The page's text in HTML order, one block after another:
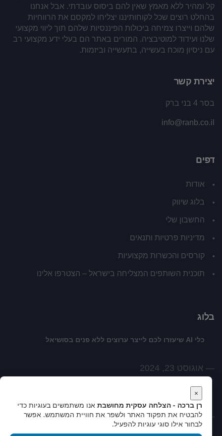
קל ומהיר ללא מאמץ שאין להם ביסוס עובדתי. אבל אנחנו
בהחלט רוצים שכל לקוחותיננו יצליחו למקסם את הרווחיות
שלהם וייצרו צמיחה ביכולות הפיננסיות שלהם תוך ליווי מקצועי
שלנו ועידוד למוטיבציה. המורים באתר הם בעלי ידע מקצועי רב
עם ניסיון מוכח בעשייה, בתעשייה וביזמות.
יצירת קשר
בסר 4 בני ברק
info@ranb.co.il
דפים
אודות
בלוג שיווק
החשבון שלי
מדיניות פרטיות ותנאים
קורסים והכשרות מקצועיות
תוכנית השותפים המצליחה בישראל – הצטרפו אלינו
בלוג
כלי AI שיעזרו לכם לייצר ערוצים ללא פנים בסושיאל
אוגוסט 23, 2024
לשנות האופן שבו אנחנו רואים את המציאות
פברואר 18, 2021
×
רן ברכה - הצלחה עסקית מחושבת אנו משתמשים בעוגיות כדי
להבטיח את תפקוד האתר ולשפר את חוויית המשתמש. אפשר
לבחור אילו סוגי עוגיות להפעיל.